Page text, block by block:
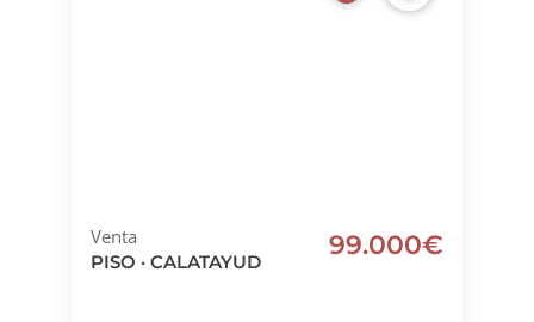
Venta
PISO · CALATAYUD
99.000€